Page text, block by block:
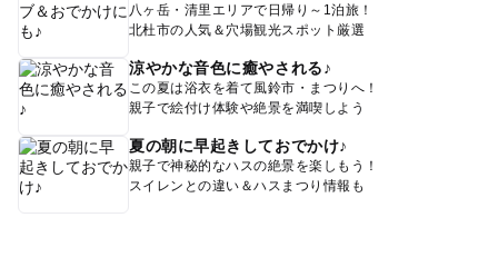
八ヶ岳・清里エリアで日帰り～1泊旅！
北杜市の人気＆穴場観光スポット厳選
涼やかな音色に癒やされる♪
この夏は浴衣を着て風鈴市・まつりへ！
親子で絵付け体験や絶景を満喫しよう
夏の朝に早起きしておでかけ♪
親子で神秘的なハスの絶景を楽しもう！
スイレンとの違い＆ハスまつり情報も